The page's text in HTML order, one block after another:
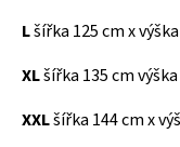
Lšířka 125 cm x
XLšířka 135 cm
XXLšířka 144 cm x